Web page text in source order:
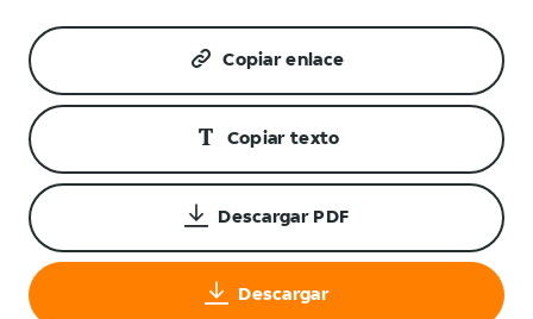
Copiar enlace
Copiar texto
Descargar PDF
Descargar